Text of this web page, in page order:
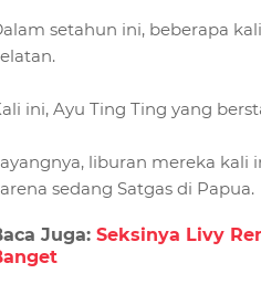
setahun ini, beberapa
ini, Ayu Ting Ting yang
liburan mereka
sedang Satgas di Papua.
Juga: Seksinya Livy